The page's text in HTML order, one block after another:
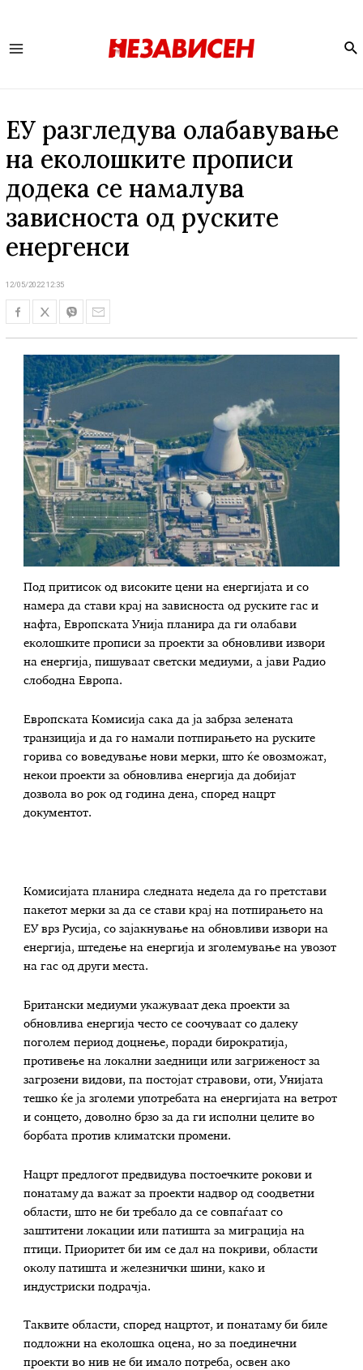
ЕУ разгледува олабавување
на еколошките прописи
додека се намалува
зависноста од руските
енергенси
12/05/2022 12:35
Под притисок од високите цени на енергијата и со
намера да стави крај на зависноста од руските гас и
нафта, Европската Унија планира да ги олабави
еколошките прописи за проекти за обновливи извори
на енергија, пишуваат светски медиуми, а јави Радио
слободна Европа.
Европската Комисија сака да ја забрза зелената
транзиција и да го намали потпирањето на руските
горива со воведување нови мерки, што ќе овозможат,
некои проекти за обновлива енергија да добијат
дозвола во рок од година дена, според нацрт
документот.
Комисијата планира следната недела да го претстави
пакетот мерки за да се стави крај на потпирањето на
ЕУ врз Русија, со зајакнување на обновливи извори на
енергија, штедење на енергија и зголемување на увозот
на гас од други места.
Британски медиуми укажуваат дека проекти за
обновлива енергија често се соочуваат со далеку
поголем период доцнење, поради бирократија,
противење на локални заедници или загриженост за
загрозени видови, па постојат стравови, оти, Унијата
тешко ќе ја зголеми употребата на енергијата на ветрот
и сонцето, доволно брзо за да ги исполни целите во
борбата против климатски промени.
Нацрт предлогот предвидува постоечките рокови и
понатаму да важат за проекти надвор од соодветни
области, што не би требало да се совпаѓаат со
заштитени локации или патишта за миграција на
птици. Приоритет би им се дал на покриви, области
околу патишта и железнички шини, како и
индустриски подрачја.
Таквите области, според нацртот, и понатаму би биле
подложни на еколошка оцена, но за поединечни
проекти во нив не би имало потреба, освен ако